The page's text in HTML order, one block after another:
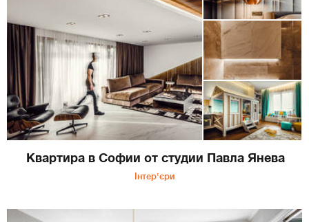
Квартира в Софии от студии Павла Янева
Інтер'єри